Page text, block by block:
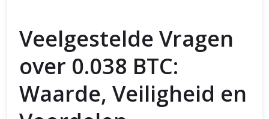
Veelgestelde Vragen
over 0.038 BTC:
Waarde, Veiligheid en